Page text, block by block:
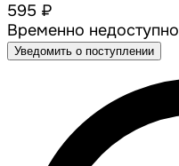
595 ₽
Временно недоступно
Уведомить о поступлении